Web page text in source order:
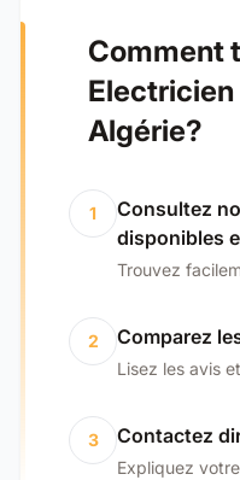
Comment
Algérie?
1
Consultez
disponibles
Trouvez
2 Comparez
Lisez les avis
3 Contactez
Expliquez